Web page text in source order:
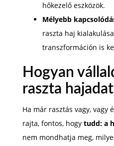
hőkezelő eszközök.
Mélyebb
raszta haj
transzformáción is
Hogyan
raszta
Ha már rasztás vagy, vagy
rajta, fontos, hogy tudd: a
nem mondhatja meg,